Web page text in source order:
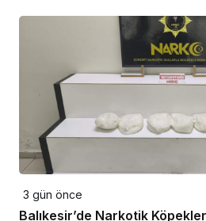
3 gün önce
Balıkesir’de Narkotik